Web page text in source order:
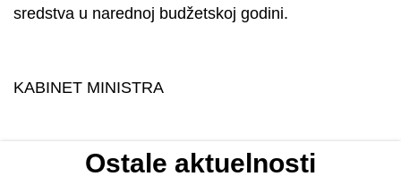
sredstva u narednoj budžetskoj godini.
KABINET MINISTRA
Ostale aktuelnosti